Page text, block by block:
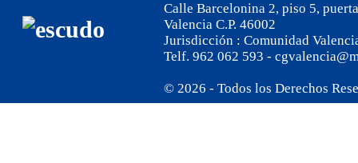
Calle Barcelonina 2, piso 5,
Valencia C.P. 46002
Jurisdicción : Comunidad
Telf. 962 062 593 -
© 2026 - Todos los Derechos